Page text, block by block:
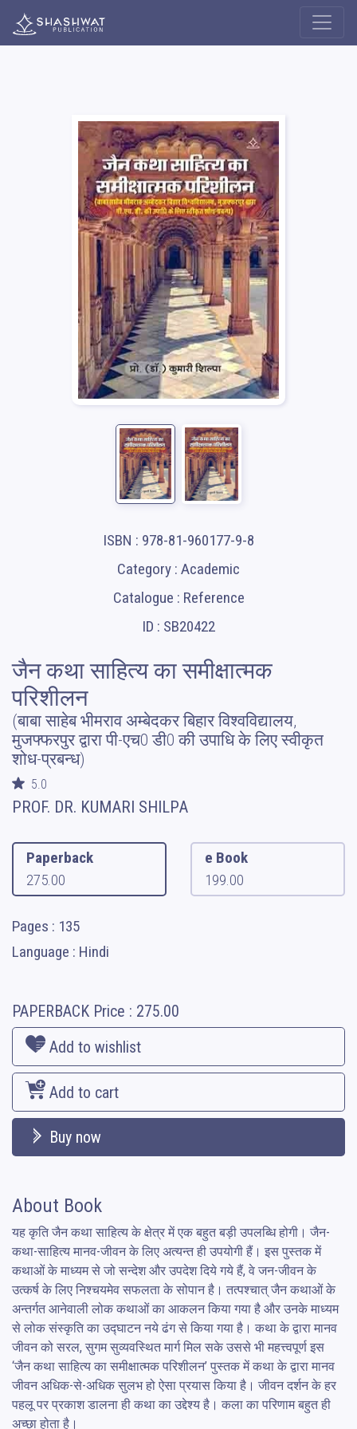
ISBN : 978-81-960177-9-8
Category : Academic
Catalogue : Reference
ID : SB20422
जैन कथा साहित्य का समीक्षात्मक
परिशीलन
(बाबा साहेब भीमराव अम्बेदकर बिहार विश्वविद्यालय,
मुजफ्फरपुर द्वारा पी-एच0 डी0 की उपाधि के लिए स्वीकृत
शोध-प्रबन्ध)
5.0
PROF. DR. KUMARI SHILPA
Paperback
275.00
e Book
199.00
Pages : 135
Language : Hindi
PAPERBACK Price : 275.00
Add to wishlist
Add to cart
Buy now
About Book
यह कृति जैन कथा साहित्य के क्षेत्र में एक बहुत बड़ी उपलब्धि होगी। जैन-
कथा-साहित्य मानव-जीवन के लिए अत्यन्त ही उपयोगी हैं। इस पुस्तक में
कथाओं के माध्यम से जो सन्देश और उपदेश दिये गये हैं, वे जन-जीवन के
उत्कर्ष के लिए निश्चयमेव सफलता के सोपान है। तत्पश्चात् जैन कथाओं के
अन्तर्गत आनेवाली लोक कथाओं का आकलन किया गया है और उनके माध्यम
से लोक संस्कृति का उद्घाटन नये ढंग से किया गया है। कथा के द्वारा मानव
जीवन को सरल, सुगम सुव्यवस्थित मार्ग मिल सके उससे भी महत्त्वपूर्ण इस
‘जैन कथा साहित्य का समीक्षात्मक परिशीलन’ पुस्तक में कथा के द्वारा मानव
जीवन अधिक-से-अधिक सुलभ हो ऐसा प्रयास किया है। जीवन दर्शन के हर
पहलू पर प्रकाश डालना ही कथा का उद्देश्य है। कला का परिणाम बहुत ही
अच्छा होता है।